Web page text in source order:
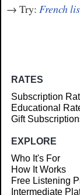
→ Try: French
RATES
Subscription
Educational
Gift
EXPLORE
Who It's For
How It Works
Free Listening
Intermediate